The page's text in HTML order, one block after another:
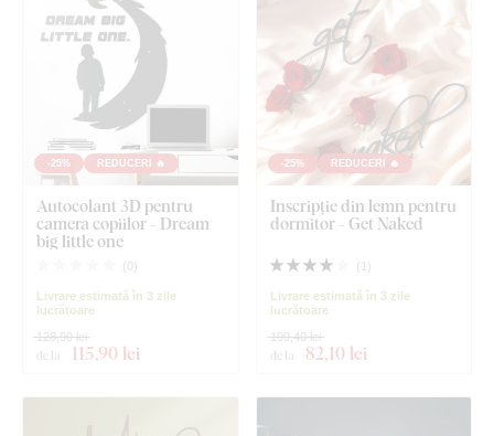
-25% REDUCERI 🔥
Autocolant 3D pentru
camera copiilor - Dream
big little one
( 0)
Livrare estimată în 3 zile
lucrătoare
de la 115,90 lei
128,90 lei
-25% REDUCERI 🔥
Inscripție din lemn pentru
dormitor - Get Naked
( 1 )
Livrare estimată în 3 zile
lucrătoare
de la 82,10 lei
109,40 lei